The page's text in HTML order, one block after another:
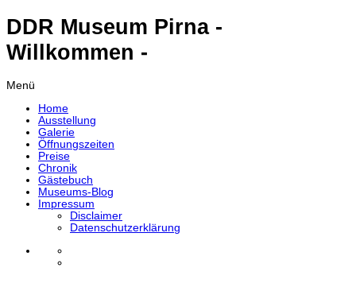
DDR Museum Pirna -
Willkommen -
Menü
Home
Ausstellung
Galerie
Öffnungszeiten
Preise
Chronik
Gästebuch
Museums-Blog
Impressum
Disclaimer
Datenschutzerklärung